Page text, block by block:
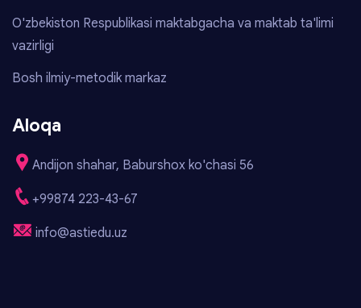
O'zbekiston Respublikasi maktabgacha va maktab ta'limi
vazirligi
Bosh ilmiy-metodik markaz
Aloqa
Andijon shahar, Baburshox ko'chasi 56
+99874 223-43-67
info@astiedu.uz